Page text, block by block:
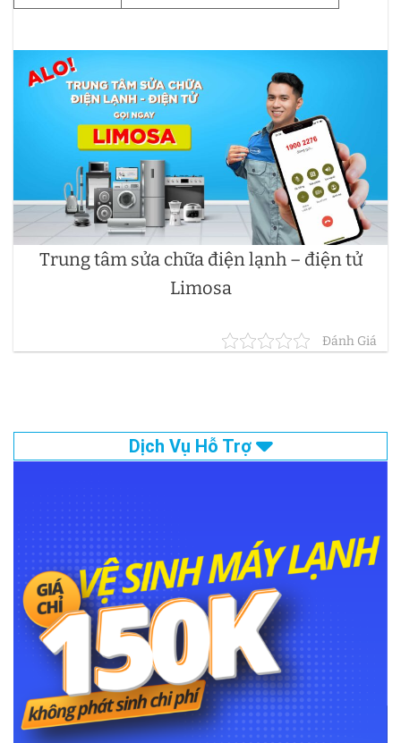
Trung tâm sửa chữa điện lạnh – điện tử
Limosa
Đánh Giá
Dịch Vụ Hỗ Trợ